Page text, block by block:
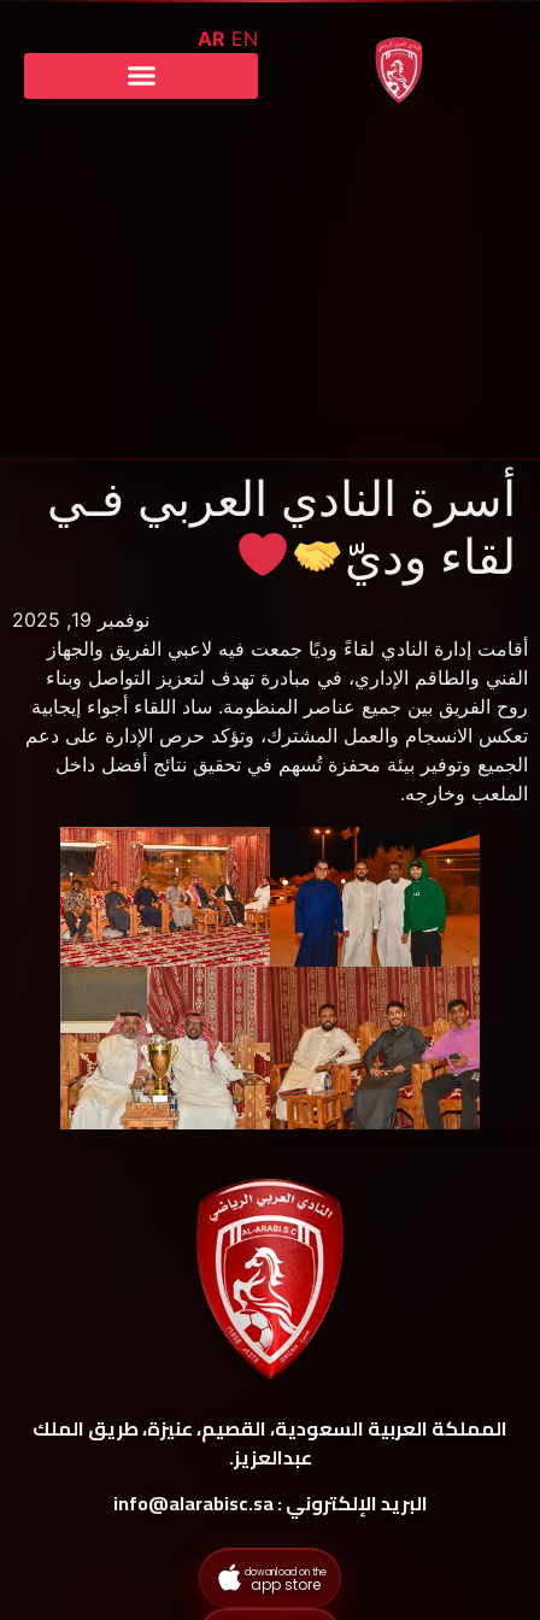
AR EN
أسرة النادي العربي فـي
لقاء وديّ
نوفمبر 19, 2025
أقامت إدارة النادي لقاءً وديًا جمعت فيه لاعبي الفريق والجهاز
الفني والطاقم الإداري، في مبادرة تهدف لتعزيز التواصل وبناء
روح الفريق بين جميع عناصر المنظومة. ساد اللقاء أجواء إيجابية
تعكس الانسجام والعمل المشترك، وتؤكد حرص الإدارة على دعم
الجميع وتوفير بيئة محفزة تُسهم في تحقيق نتائج أفضل داخل
الملعب وخارجه.
المملكة العربية السعودية، القصيم، عنيزة، طريق الملك
عبدالعزيز.
البريد الإلكتروني : info@alarabisc.sa
dowanload on the
app store